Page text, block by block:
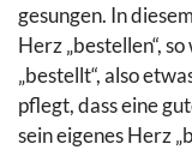
gesungen. In
Herz „bestellen“,
„bestellt“, also
pflegt, dass eine
sein eigenes Herz